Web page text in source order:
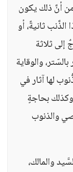
أنَّ ذلك يكون
ثانيةً، أو
إلى ثلاثة
والوقاية
لها آثار في
وكذلك بحاجةٍ
والذنوب
والمالك،